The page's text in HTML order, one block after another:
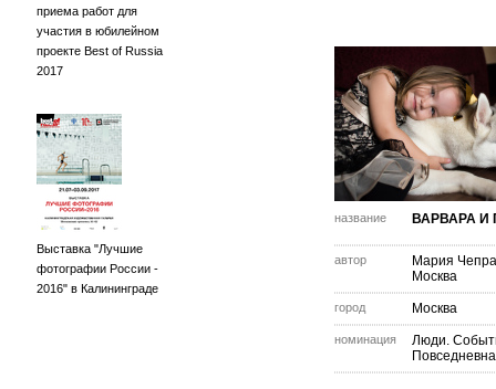
приема работ для
участия в юбилейном
проекте Best of Russia
2017
Выставка "Лучшие
фотографии России -
2016" в Калининграде
название ВАРВАРА И
автор
Мария
Москва
город Москва
номинация
Люди.